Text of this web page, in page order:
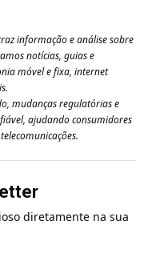
informação e análise sobre
notícias, guias e
móvel e fixa, internet
mudanças regulatórias e
ajudando consumidores
diretamente na sua